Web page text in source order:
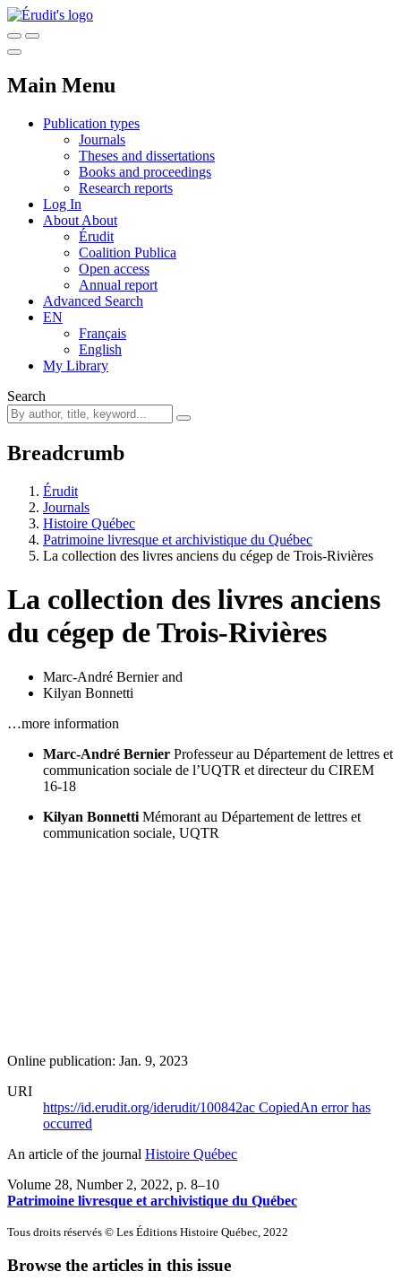
Main Menu
Publication types
Journals
Theses and dissertations
Books and proceedings
Research reports
Log In
About About
Érudit
Coalition Publica
Open access
Annual report
Advanced Search
EN
Français
English
My Library
Search
Breadcrumb
Érudit
Journals
Histoire Québec
Patrimoine livresque et archivistique du Québec
La collection des livres anciens du cégep de Trois-Rivières
La collection des livres anciens
du cégep de Trois-Rivières
Marc-André Bernierand
Kilyan Bonnetti
…more information
Marc-André Bernier Professeur au Département de lettres et
communication sociale de l’UQTR et directeur du CIREM
16-18
Kilyan Bonnetti Mémorant au Département de lettres et
communication sociale, UQTR
Online publication: Jan. 9, 2023
URI
https://id.erudit.org/iderudit/100842ac CopiedAn error has
occurred
An article of the journal Histoire Québec
Volume 28, Number 2, 2022, p. 8–10
Patrimoine livresque et archivistique du Québec
Tous droits réservés © Les Éditions Histoire Québec, 2022
Browse the articles in this issue